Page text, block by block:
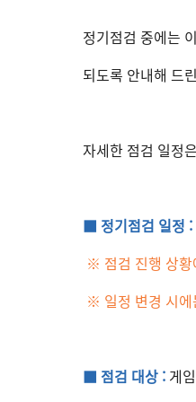
정기점검 중에는
되도록 안내해 드
자세한 점검 일정
■ 정기점검 일정 :
※ 점검 진행 상황
※ 일정 변경 시에
■ 점검 대상 : 게